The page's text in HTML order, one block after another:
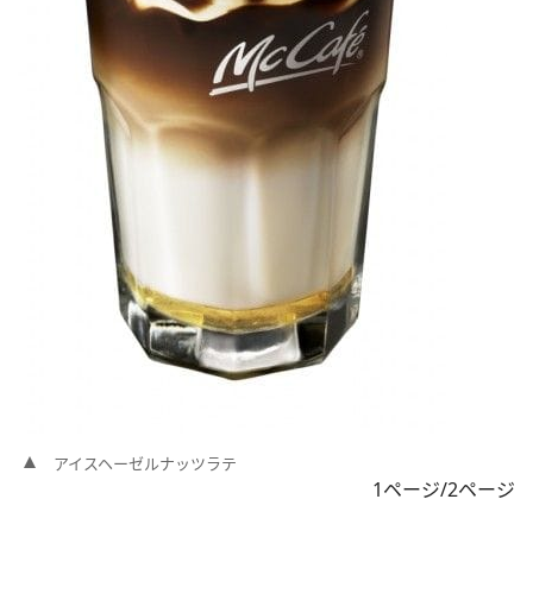
アイスヘーゼルナッツラテ
1ページ/2ページ